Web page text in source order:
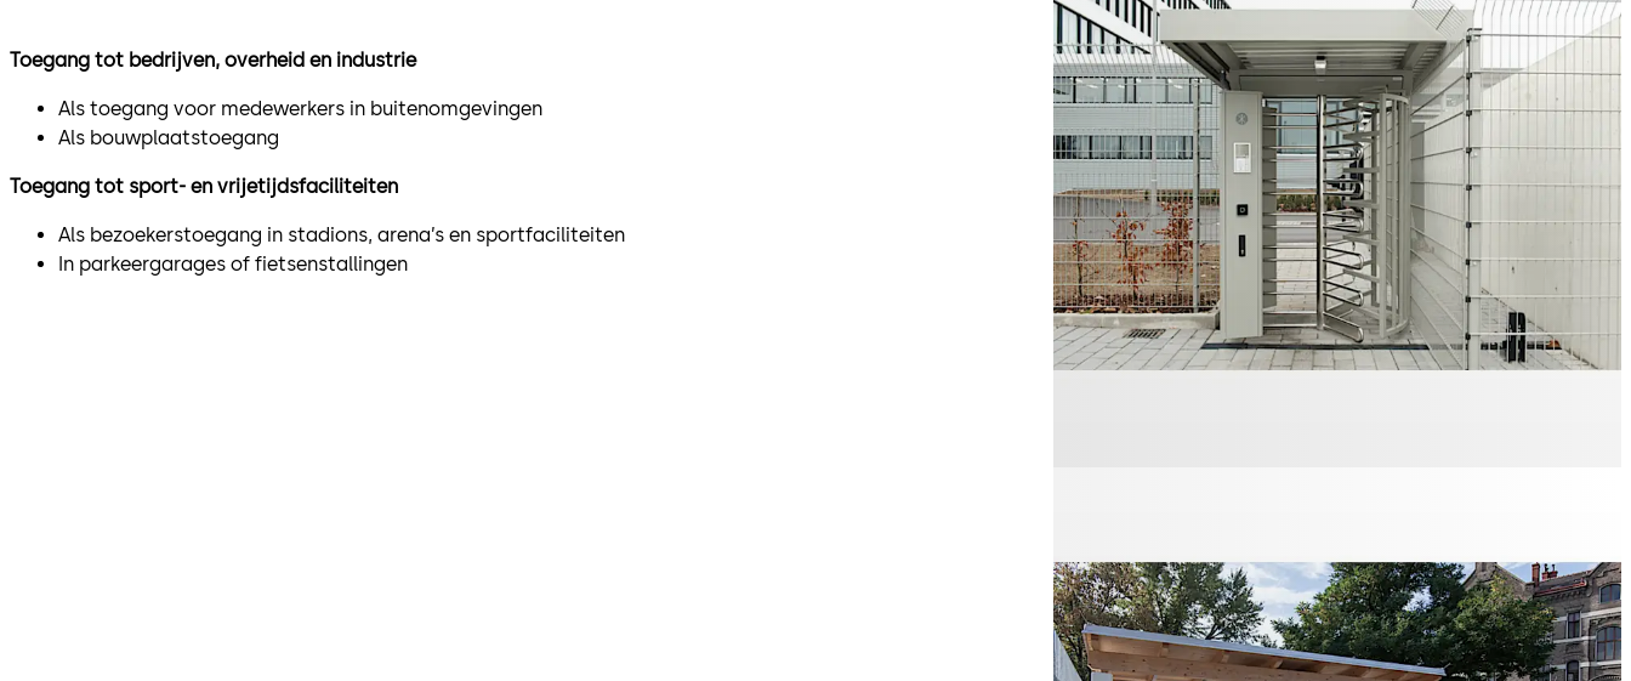
Toegang tot bedrijven, overheid en industrie
Als toegang voor medewerkers in buitenomgevingen
Als bouwplaatstoegang
Toegang tot sport- en vrijetijdsfaciliteiten
Als bezoekerstoegang in stadions, arena’s en sportfaciliteiten
In parkeergarages of fietsenstallingen